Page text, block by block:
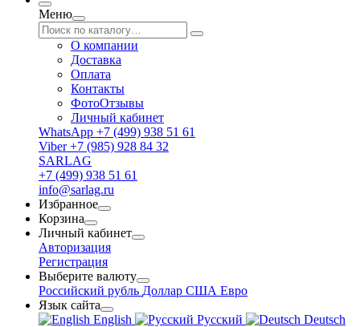
Меню
О компании
Доставка
Оплата
Контакты
ФотоОтзывы
Личный кабинет
WhatsApp +7 (499) 938 51 61
Viber +7 (985) 928 84 32
SARLAG
+7 (499) 938 51 61
info@sarlag.ru
Избранное
Корзина
Личный кабинет
Авторизация
Регистрация
Выберите валюту
Российский рубль Доллар США Евро
Язык сайта
English
Русский
Deutsch